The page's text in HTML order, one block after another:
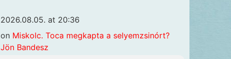
2026.08.05. at 20:36
on Miskolc. Toca megkapta a selyemzsinórt?
Jön Bandesz